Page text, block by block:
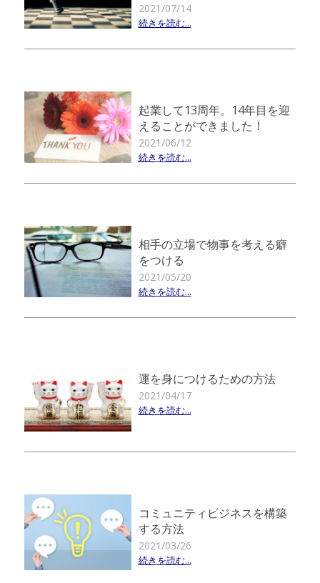
2021/07/14
続きを読む...
起業して13周年。14年目を迎
えることができました！
2021/06/12
続きを読む...
相手の立場で物事を考える癖
をつける
2021/05/20
続きを読む...
運を身につけるための方法
2021/04/17
続きを読む...
コミュニティビジネスを構築
する方法
2021/03/26
続きを読む...